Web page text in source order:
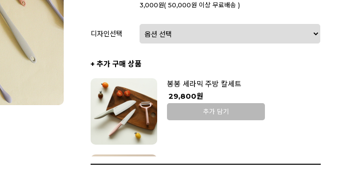
3,000원( 50,000원 이상 무료배송 )
디자인선택
+ 추가 구매 상품
봉봉 세라믹 주방 칼세트
29,800원
추가 담기